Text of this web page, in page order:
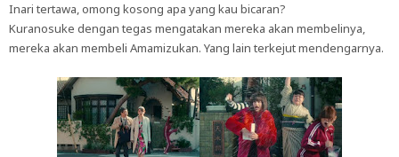
Inari tertawa, omong kosong apa yang kau bicaran?
Kuranosuke dengan tegas mengatakan mereka akan membelinya,
mereka akan membeli Amamizukan. Yang lain terkejut mendengarnya.